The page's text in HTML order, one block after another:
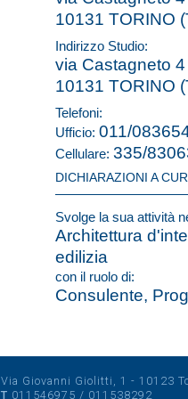
10131 TORINO
Indirizzo Studio:
via Castagneto 4
10131 TORINO
Telefoni:
Ufficio: 011/
Cellulare: 335/
DICHIARAZIONI A
Svolge la sua attività
Architettura
edilizia
con il ruolo di:
Consulente,
Via Giovanni Giolitti, 1 - 10123
T 011546975 / 011538292